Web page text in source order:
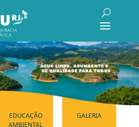
EDUCAÇÃO
AMBIENTAL
GALERIA